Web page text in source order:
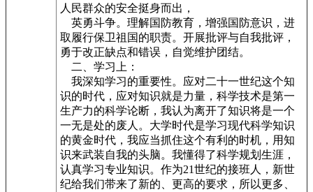
人民群众的安全挺身而出，
英勇斗争。理解国防教育，增强国防意识，进
取履行保卫祖国的职责。开展批评与自我批评，
勇于改正缺点和错误，自觉维护团结。
二、学习上：
我深知学习的重要性。应对二十一世纪这个知
识的时代，应对知识就是力量，科学技术是第一
生产力的科学论断，我认为离开了知识将是一个
一无是处的废人。大学时代是学习现代科学知识
的黄金时代，我应当抓住这个有利的时机，用知
识来武装自我的头脑。我懂得了科学规划生涯，
认真学习专业知识。作为21世纪的接班人，新世
纪给我们带来了新的、更高的要求，所以更多、